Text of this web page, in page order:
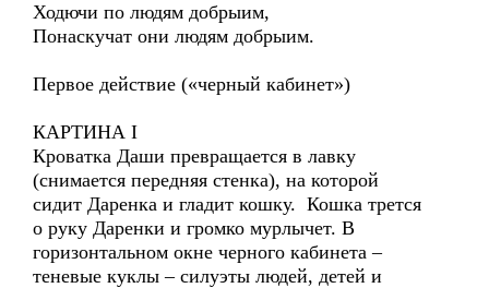
Ходючи по людям добрыим,
Понаскучат они людям добрыим.
Первое действие («черный кабинет»)
КАРТИНА I
Кроватка Даши превращается в лавку
(снимается передняя стенка), на которой
сидит Даренка и гладит кошку. Кошка трется
о руку Даренки и громко мурлычет. В
горизонтальном окне черного кабинета –
теневые куклы – силуэты людей, детей и